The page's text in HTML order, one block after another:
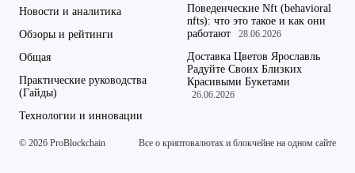
Новости и аналитика
Обзоры и рейтинги
Общая
Практические руководства
(Гайды)
Технологии и инновации
Поведенческие Nft (behavioral
nfts): что это такое и как они
работают
28.06.2026
Доставка Цветов Ярославль
Радуйте Своих Близких
Красивыми Букетами
26.06.2026
© 2026 ProBlockchain Все о криптовалютах и блокчейне на одном сайте